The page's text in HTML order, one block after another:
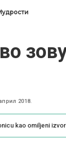
зову
2018.
kao omiljeni